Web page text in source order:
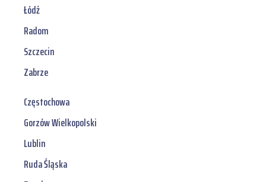
Łódź
Radom
Szczecin
Zabrze
Częstochowa
Gorzów Wielkopolski
Lublin
Ruda Śląska